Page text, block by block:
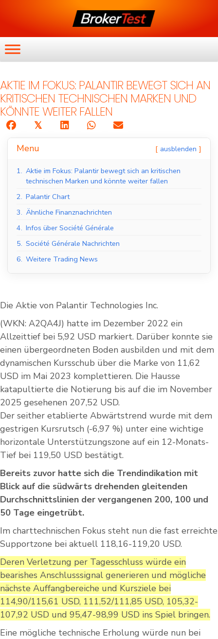
AKTIE IM FOKUS: PALANTIR BEWEGT SICH AN
KRITISCHEN TECHNISCHEN MARKEN UND
KÖNNTE WEITER FALLEN
𝕏
Menu ausblenden
1. Aktie im Fokus: Palantir bewegt sich an kritischen
technischen Marken und könnte weiter fallen
2. Palantir Chart
3. Ähnliche Finanznachrichten
4. Infos über Société Générale
5. Société Générale Nachrichten
6. Weitere Trading News
Die Aktie von Palantir Technologies Inc.
(WKN: A2QA4J) hatte im Dezember 2022 ein
Allzeittief bei 5,92 USD markiert. Darüber konnte sie
einen übergeordneten Boden ausbilden und mit dem
dynamischen Kursschub über die Marke von 11,62
USD im Mai 2023 komplettieren. Die Hausse
katapultierte die Notierung bis auf die im November
2025 gesehenen 207,52 USD.
Der seither etablierte Abwärtstrend wurde mit dem
gestrigen Kursrutsch (-6,97 %) unter eine wichtige
horizontale Unterstützungszone auf ein 12-Monats-
Tief bei 119,50 USD bestätigt.
Bereits zuvor hatte sich die Trendindikation mit
Blick auf die südwärts drehenden gleitenden
Durchschnittslinien der vergangenen 200, 100 und
50 Tage eingetrübt.
Im charttechnischen Fokus steht nun die fast erreichte
Supportzone bei aktuell 118,16-119,20 USD.
Deren Verletzung per Tagesschluss würde ein
bearishes Anschlusssignal generieren und mögliche
nächste Auffangbereiche und Kursziele bei
114,90/115,61 USD, 111,52/111,85 USD, 105,32-
107,92 USD und 95,47-98,99 USD ins Spiel bringen.
Eine mögliche technische Erholung würde nun bei